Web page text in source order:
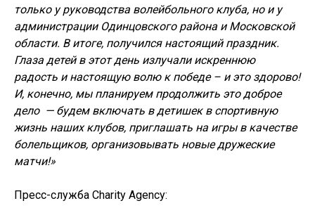
только у руководства волейбольного клуба, но и у
администрации Одинцовского района и Московской
области. В итоге, получился настоящий праздник.
Глаза детей в этот день излучали искреннюю
радость и настоящую волю к победе – и это здорово!
И, конечно, мы планируем продолжить это доброе
дело — будем включать в детишек в спортивную
жизнь наших клубов, приглашать на игры в качестве
болельщиков, организовывать новые дружеские
матчи!»
Пресс-служба Charity Agency: